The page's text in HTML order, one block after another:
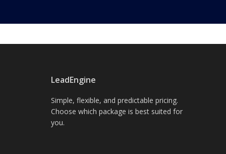
LeadEngine
Simple, flexible, and predictable pricing.
Choose which package is best suited for
you.